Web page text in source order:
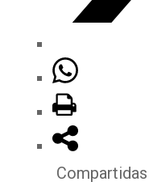
Compartidas